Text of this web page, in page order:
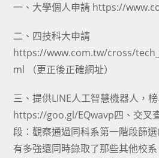
一、大學個人申請 https://
二、四技科大申請
https://www.com.tw/cross/
ml （更正後正確網址）
三、提供LINE人工智慧機器人，榜
https://goo.gl/EQwavp四、交叉
段：觀察通過同科系第一階段篩
有多強還同時錄取了那些其他校